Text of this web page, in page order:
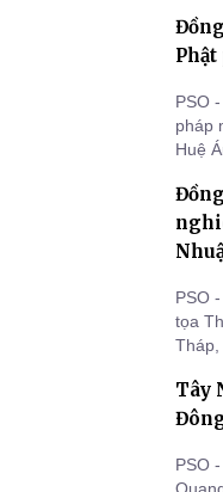
thủy
tổng
Phật
PSO
pháp
Huệ
nhau
PSO
tọa
trang
Tây
PSO